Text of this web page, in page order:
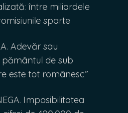
între miliardele
sparte
Adevăr sau
pământul de sub
este tot românesc”
Imposibilitatea